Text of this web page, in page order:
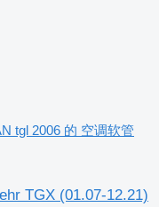
tgl 2006 的 空调软管
TGX (01.07-12.21)